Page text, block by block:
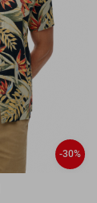
-30%